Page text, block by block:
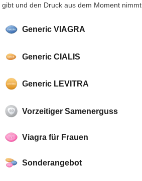
Generic VIAGRA
Generic CIALIS
Generic LEVITRA
Vorzeitiger Samenerguss
Viagra für Frauen
Sonderangebot
gibt und den Druck aus dem Moment nimmt.